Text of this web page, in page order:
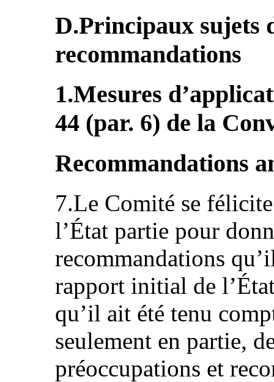
D.Principaux sujets
recommandations
1.Mesures
44 (par. 6) de la
Recommandations
7.Le Comité se
l’État partie pour
recommandations
rapport initial de
qu’il ait été tenu
seulement en partie,
préoccupations et